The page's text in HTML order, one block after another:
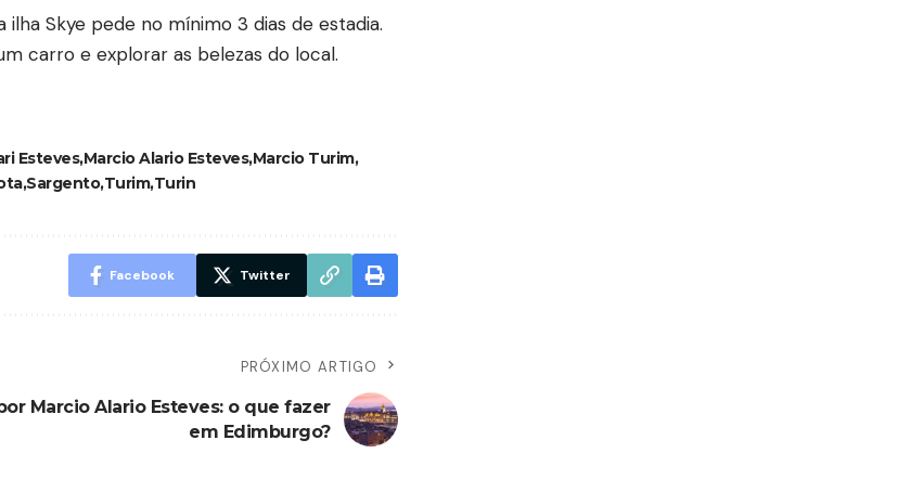
Skye pede no mínimo 3 dias de estadia.
carro e explorar as belezas do local.
EstevesMarcio Alario EstevesMarcio Turim
SargentoTurimTurin
Facebook Twitter
PRÓXIMO ARTIGO
Marcio Alario Esteves: o que fazer
em Edimburgo?